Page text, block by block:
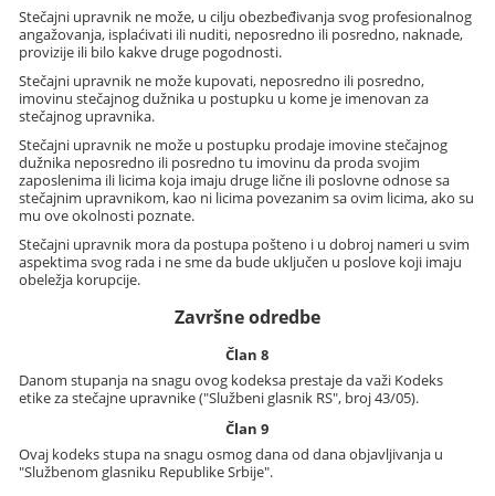
Stečajni upravnik ne može, u cilju obezbeđivanja svog profesionalnog
angažovanja, isplaćivati ili nuditi, neposredno ili posredno, naknade,
provizije ili bilo kakve druge pogodnosti.
Stečajni upravnik ne može kupovati, neposredno ili posredno,
imovinu stečajnog dužnika u postupku u kome je imenovan za
stečajnog upravnika.
Stečajni upravnik ne može u postupku prodaje imovine stečajnog
dužnika neposredno ili posredno tu imovinu da proda svojim
zaposlenima ili licima koja imaju druge lične ili poslovne odnose sa
stečajnim upravnikom, kao ni licima povezanim sa ovim licima, ako su
mu ove okolnosti poznate.
Stečajni upravnik mora da postupa pošteno i u dobroj nameri u svim
aspektima svog rada i ne sme da bude uključen u poslove koji imaju
obeležja korupcije.
Završne odredbe
Član 8
Danom stupanja na snagu ovog kodeksa prestaje da važi Kodeks
etike za stečajne upravnike ("Službeni glasnik RS", broj 43/05).
Član 9
Ovaj kodeks stupa na snagu osmog dana od dana objavljivanja u
"Službenom glasniku Republike Srbije".